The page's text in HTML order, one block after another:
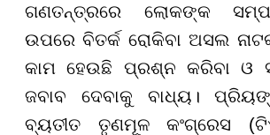
ଗଣତନ୍ତ୍ରରେ ଲୋକଙ୍କ
ଉପରେ ବିତର୍କ ରୋକିବା ଅସଲ
କାମ ହେଉଛି ପ୍ରଶ୍ନ କରିବା ଓ
ଜବାବ ଦେବାକୁ ବାଧ୍ୟ।
ବ୍ୟତୀତ ତୃଣମୂଳ କଂଗ୍ରେସ